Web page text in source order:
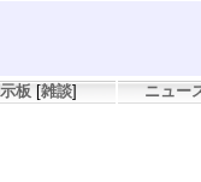
板 [雑談] ニュー